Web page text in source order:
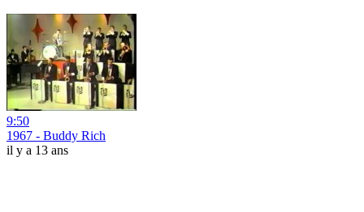
9:50
1967 - Buddy Rich
il y a 13 ans